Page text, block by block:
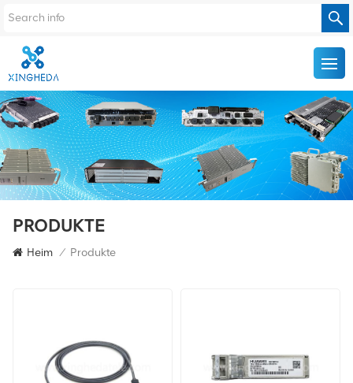
PRODUKTE
Heim / Produkte